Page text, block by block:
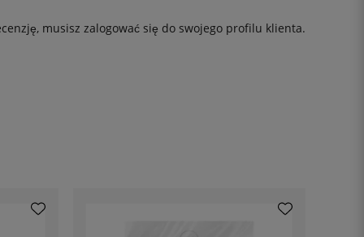
musisz zalogować się do swojego profilu klienta.